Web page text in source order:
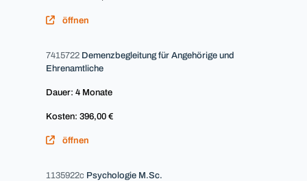
öffnen
7415722 Demenzbegleitung für Angehörige und
Ehrenamtliche
Dauer: 4 Monate
Kosten: 396,00 €
öffnen
1135922c Psychologie M.Sc.